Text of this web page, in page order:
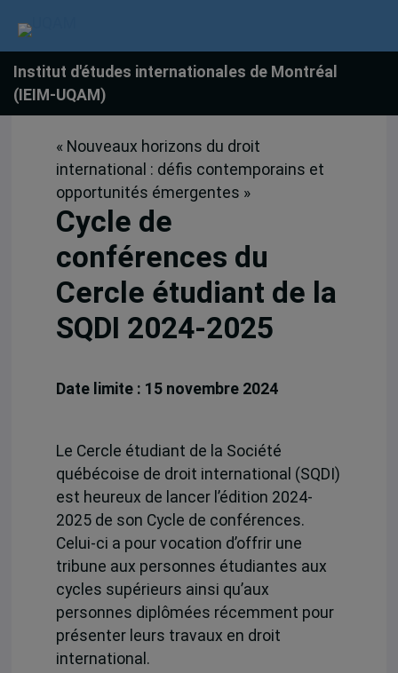
Institut d'études internationales de Montréal
(IEIM-UQAM)
« Nouveaux horizons du droit
international : défis contemporains et
opportunités émergentes »
Cycle de
conférences du
Cercle étudiant de la
SQDI 2024-2025
Date limite : 15 novembre 2024
Le Cercle étudiant de la Société
québécoise de droit international (SQDI)
est heureux de lancer l’édition 2024-
2025 de son Cycle de conférences.
Celui-ci a pour vocation d’offrir une
tribune aux personnes étudiantes aux
cycles supérieurs ainsi qu’aux
personnes diplômées récemment pour
présenter leurs travaux en droit
international.